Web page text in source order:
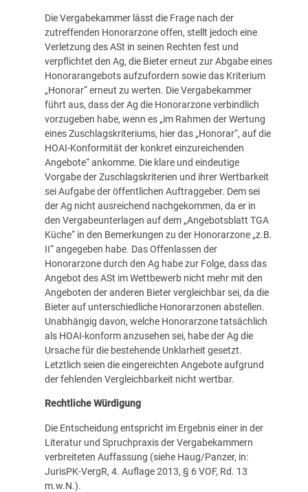
Die Vergabekammer lässt die Frage nach der
zutreffenden Honorarzone offen, stellt jedoch eine
Verletzung des ASt in seinen Rechten fest und
verpflichtet den Ag, die Bieter erneut zur Abgabe eines
Honorarangebots aufzufordern sowie das Kriterium
„Honorar“ erneut zu werten. Die Vergabekammer
führt aus, dass der Ag die Honorarzone verbindlich
vorzugeben habe, wenn es „im Rahmen der Wertung
eines Zuschlagskriteriums, hier das „Honorar“, auf die
HOAI-Konformität der konkret einzureichenden
Angebote“ ankomme. Die klare und eindeutige
Vorgabe der Zuschlagskriterien und ihrer Wertbarkeit
sei Aufgabe der öffentlichen Auftraggeber. Dem sei
der Ag nicht ausreichend nachgekommen, da er in
den Vergabeunterlagen auf dem „Angebotsblatt TGA
Küche“ in den Bemerkungen zu der Honorarzone „z.B.
II“ angegeben habe. Das Offenlassen der
Honorarzone durch den Ag habe zur Folge, dass das
Angebot des ASt im Wettbewerb nicht mehr mit den
Angeboten der anderen Bieter vergleichbar sei, da die
Bieter auf unterschiedliche Honorarzonen abstellen.
Unabhängig davon, welche Honorarzone tatsächlich
als HOAI-konform anzusehen sei, habe der Ag die
Ursache für die bestehende Unklarheit gesetzt.
Letztlich seien die eingereichten Angebote aufgrund
der fehlenden Vergleichbarkeit nicht wertbar.
Rechtliche Würdigung
Die Entscheidung entspricht im Ergebnis einer in der
Literatur und Spruchpraxis der Vergabekammern
verbreiteten Auffassung (siehe Haug/Panzer, in:
JurisPK-VergR, 4. Auflage 2013, § 6 VOF, Rd. 13
m.w.N.).